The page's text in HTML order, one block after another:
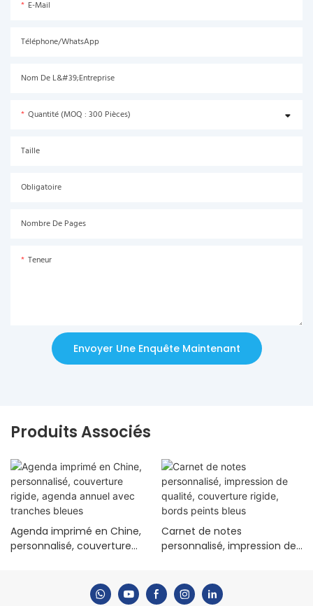
E-Mail
Téléphone/WhatsApp
Nom De L&#39;entreprise
Quantité (MOQ : 300 Pièces)
Taille
Obligatoire
Nombre De Pages
Teneur
Envoyer Une Enquête Maintenant
Produits Associés
Agenda imprimé en Chine,
personnalisé, couverture
Carnet de notes
personnalisé, impression de